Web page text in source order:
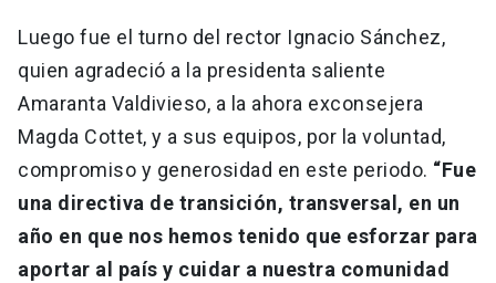
Luego fue el turno del rector Ignacio Sánchez,
quien agradeció a la presidenta saliente
Amaranta Valdivieso, a la ahora exconsejera
Magda Cottet, y a sus equipos, por la voluntad,
compromiso y generosidad en este periodo. “Fue
una directiva de transición, transversal, en un
año en que nos hemos tenido que esforzar para
aportar al país y cuidar a nuestra comunidad